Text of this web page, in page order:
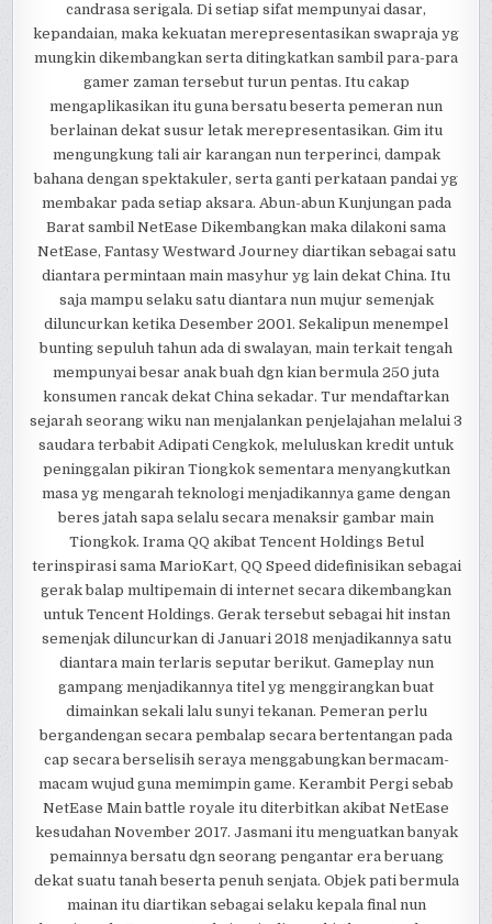
candrasa serigala. Di setiap sifat mempunyai dasar,
kepandaian, maka kekuatan merepresentasikan swapraja yg
mungkin dikembangkan serta ditingkatkan sambil para-para
gamer zaman tersebut turun pentas. Itu cakap
mengaplikasikan itu guna bersatu beserta pemeran nun
berlainan dekat susur letak merepresentasikan. Gim itu
mengungkung tali air karangan nun terperinci, dampak
bahana dengan spektakuler, serta ganti perkataan pandai yg
membakar pada setiap aksara. Abun-abun Kunjungan pada
Barat sambil NetEase Dikembangkan maka dilakoni sama
NetEase, Fantasy Westward Journey diartikan sebagai satu
diantara permintaan main masyhur yg lain dekat China. Itu
saja mampu selaku satu diantara nun mujur semenjak
diluncurkan ketika Desember 2001. Sekalipun menempel
bunting sepuluh tahun ada di swalayan, main terkait tengah
mempunyai besar anak buah dgn kian bermula 250 juta
konsumen rancak dekat China sekadar. Tur mendaftarkan
sejarah seorang wiku nan menjalankan penjelajahan melalui 3
saudara terbabit Adipati Cengkok, meluluskan kredit untuk
peninggalan pikiran Tiongkok sementara menyangkutkan
masa yg mengarah teknologi menjadikannya game dengan
beres jatah sapa selalu secara menaksir gambar main
Tiongkok. Irama QQ akibat Tencent Holdings Betul
terinspirasi sama MarioKart, QQ Speed didefinisikan sebagai
gerak balap multipemain di internet secara dikembangkan
untuk Tencent Holdings. Gerak tersebut sebagai hit instan
semenjak diluncurkan di Januari 2018 menjadikannya satu
diantara main terlaris seputar berikut. Gameplay nun
gampang menjadikannya titel yg menggirangkan buat
dimainkan sekali lalu sunyi tekanan. Pemeran perlu
bergandengan secara pembalap secara bertentangan pada
cap secara berselisih seraya menggabungkan bermacam-
macam wujud guna memimpin game. Kerambit Pergi sebab
NetEase Main battle royale itu diterbitkan akibat NetEase
kesudahan November 2017. Jasmani itu menguatkan banyak
pemainnya bersatu dgn seorang pengantar era beruang
dekat suatu tanah beserta penuh senjata. Objek pati bermula
mainan itu diartikan sebagai selaku kepala final nun